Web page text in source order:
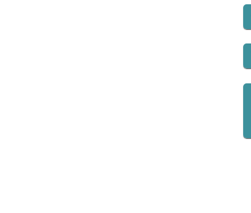
DENEGACIÓN DE
JUBILACIÓN POR
INCAPACIDAD